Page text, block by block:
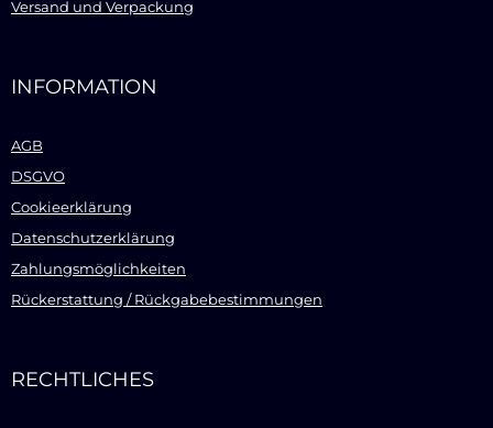
Versand und Verpackung
INFORMATION
AGB
DSGVO
Cookieerklärung
Datenschutzerklärung
Zahlungsmöglichkeiten
Rückerstattung / Rückgabebestimmungen
RECHTLICHES